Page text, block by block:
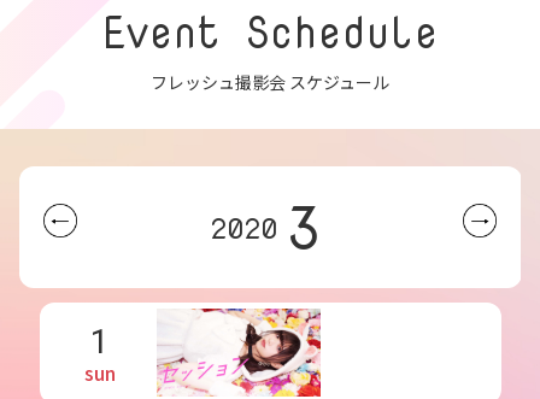
Event Schedule
フレッシュ撮影会 スケジュール
2020 3
1
sun